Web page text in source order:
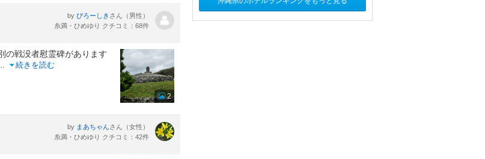
by ぴろーしき さん（男性）
糸満・ひめゆり クチコミ：68件
の戦没者慰霊碑があります
続きを読む
2
by まあちゃんさん（女性）
糸満・ひめゆり クチコミ：42件